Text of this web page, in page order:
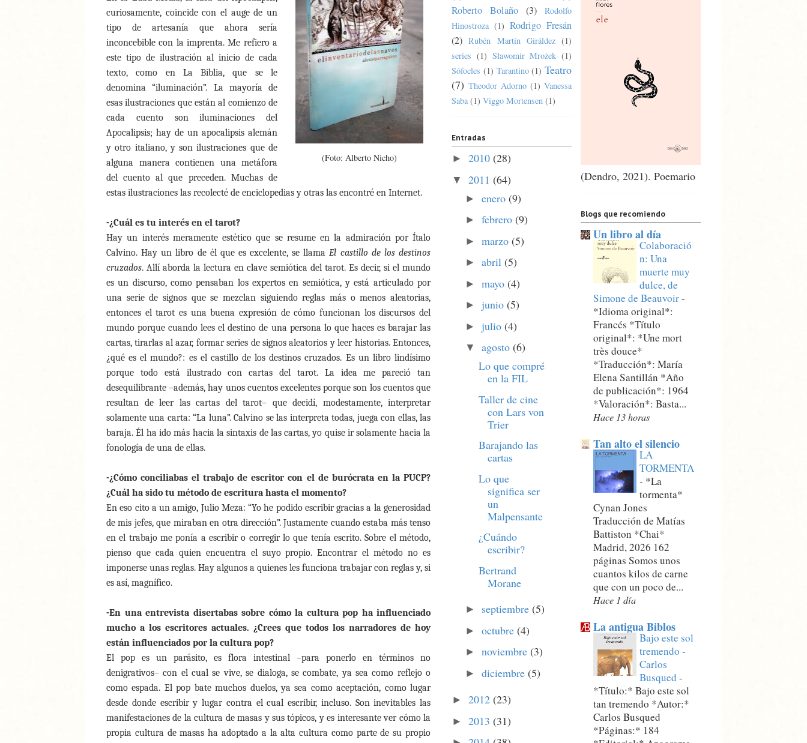
(Foto: Alberto Nicho)
curiosamente, coincide con el auge de un
tipo de artesanía que ahora sería
inconcebible con la imprenta. Me refiero a
este tipo de ilustración al inicio de cada
texto, como en La Biblia, que se le
denomina “iluminación”. La mayoría de
esas ilustraciones que están al comienzo de
cada cuento son iluminaciones del
Apocalipsis; hay de un apocalipsis alemán
y otro italiano, y son ilustraciones que de
alguna manera contienen una metáfora
del cuento al que preceden. Muchas de
estas ilustraciones las recolecté de enciclopedias y otras las encontré en Internet.
-¿Cuál es tu interés en el tarot?
Hay un interés meramente estético que se resume en la admiración por Ítalo
Calvino. Hay un libro de él que es excelente, se llamaEl castillo de los destinos
cruzados. Allí aborda la lectura en clave semiótica del tarot. Es decir, si el mundo
es un discurso, como pensaban los expertos en semiótica, y está articulado por
una serie de signos que se mezclan siguiendo reglas más o menos aleatorias,
entonces el tarot es una buena expresión de cómo funcionan los discursos del
mundo porque cuando lees el destino de una persona lo que haces es barajar las
cartas, tirarlas al azar, formar series de signos aleatorios y leer historias. Entonces,
¿qué es el mundo?: es el castillo de los destinos cruzados. Es un libro lindísimo
porque todo está ilustrado con cartas del tarot. La idea me pareció tan
desequilibrante –además, hay unos cuentos excelentes porque son los cuentos que
resultan de leer las cartas del tarot– que decidí, modestamente, interpretar
solamente una carta: “La luna”. Calvino se las interpreta todas, juega con ellas, las
baraja. Él ha ido más hacia la sintaxis de las cartas, yo quise ir solamente hacia la
fonología de una de ellas.
-¿Cómo conciliabas el trabajo de escritor con el de burócrata en la PUCP?
¿Cuál ha sido tu método de escritura hasta el momento?
En eso cito a un amigo, Julio Meza: “Yo he podido escribir gracias a la generosidad
de mis jefes, que miraban en otra dirección”. Justamente cuando estaba más tenso
en el trabajo me ponía a escribir o corregir lo que tenía escrito. Sobre el método,
pienso que cada quien encuentra el suyo propio. Encontrar el método no es
imponerse unas reglas. Hay algunos a quienes les funciona trabajar con reglas y, si
es así, magnífico.
-En una entrevista disertabas sobre cómo la cultura pop ha influenciado
mucho a los escritores actuales. ¿Crees que todos los narradores de hoy
están influenciados por la cultura pop?
El pop es un parásito, es flora intestinal –para ponerlo en términos no
denigrativos– con el cual se vive, se dialoga, se combate, ya sea como reflejo o
como espada. El pop bate muchos duelos, ya sea como aceptación, como lugar
desde donde escribir y lugar contra el cual escribir, incluso. Son inevitables las
manifestaciones de la cultura de masas y sus tópicos, y es interesante ver cómo la
propia cultura de masas ha adoptado a la alta cultura como parte de su propio
Roberto Bolaño (3)
Rodolfo
Hinostroza (1) Rodrigo Fresán
(2) Rubén Martín Giráldez (1)
series (1) Sławomir Mrożek (1)
Sófocles (1) Tarantino (1) Teatro
(7) Theodor Adorno (1) Vanessa
Saba (1) Viggo Mortensen (1)
Entradas
► 2010 (28)
▼ 2011 (64)
► enero (9)
► febrero (9)
► marzo (5)
► abril (5)
► mayo (4)
► junio (5)
► julio (4)
▼ agosto (6)
Lo que compré
en la FIL
Taller de cine
con Lars von
Trier
Barajando las
cartas
Lo que
significa ser
un
Malpensante
¿Cuándo
escribir?
Bertrand
Morane
► septiembre (5)
► octubre (4)
► noviembre (3)
► diciembre (5)
► 2012 (23)
► 2013 (31)
(Dendro, 2021). Poemario
Blogs que recomiendo
Un libro al día
Colaboració
n: Una
muerte muy
dulce, de
Simone de Beauvoir-
*Idioma original*:
Francés *Título
original*: *Une mort
très douce*
*Traducción*: María
Elena Santillán *Año
de publicación*: 1964
*Valoración*: Basta...
Hace 13 horas
Tan alto el silencio
LA
TORMENTA
- *La
tormenta*
Cynan Jones
Traducción de Matías
Battiston *Chai*
Madrid, 2026 162
páginas Somos unos
cuantos kilos de carne
que con un poco de...
Hace 1 día
La antigua Biblos
Bajo este sol
tremendo -
Carlos
Busqued -
*Título:* Bajo este sol
tan tremendo *Autor:*
Carlos Busqued
*Páginas:* 184